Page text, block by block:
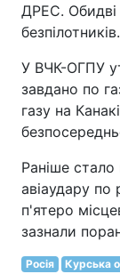
ДРЕС. Обидві
безпілотників.
У ВЧК-ОГПУ
завдано по
газу на
Раніше
авіаудару по
п'ятеро
зазнали
Росія Курська